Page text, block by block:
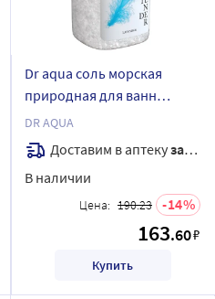
Dr aqua соль морская
природная для ванн
лаванда 700 гр
DR AQUA
Доставим в аптекузавтра
В наличии
Цена: 190.23 14
163.60₽
Купить